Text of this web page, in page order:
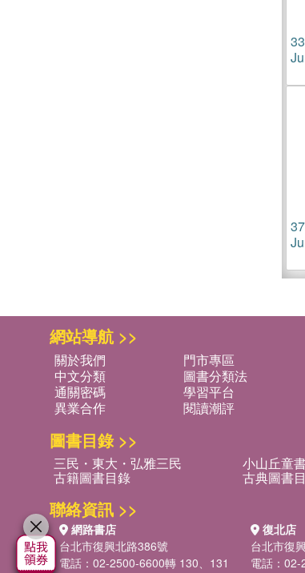
網站導航 >>
關於我們 門市專區
中文分類
圖書分類法
通關密碼
學習平台
異業合作
閱讀潮評
圖書目錄 >>
三民・東大・弘雅三民 小山丘童
古籍圖書目錄 古典圖書
聯絡資訊 >>
網路書店
台北市復興北路386號
電話：02-2500-6600轉 130、131
復北店
台北市復
電話：